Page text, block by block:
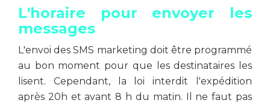
L'horaire pour envoyer les
messages
L'envoi des SMS marketing doit être programmé
au bon moment pour que les destinataires les
lisent. Cependant, la loi interdit l'expédition
après 20h et avant 8 h du matin. Il ne faut pas